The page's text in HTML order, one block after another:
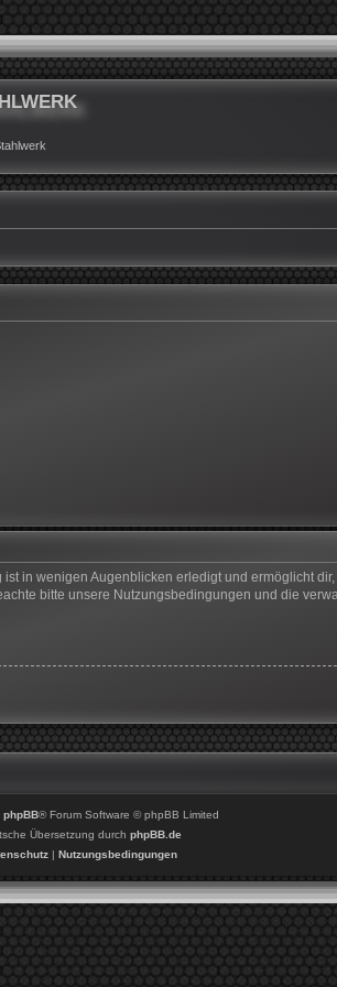
in wenigen Augenblicken erledigt und ermöglicht
bitte unsere Nutzungsbedingungen und die
phpBB® Forum Software © phpBB Limited
Übersetzung durch phpBB.de
| Nutzungsbedingungen